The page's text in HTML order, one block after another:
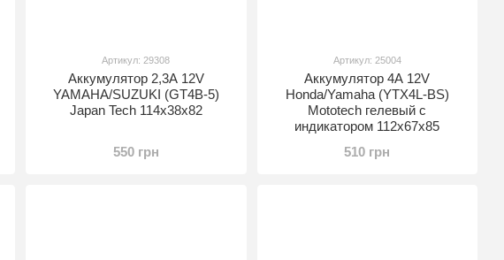
Артикул: 29308
Аккумулятор 2,3A 12V
YAMAHA/SUZUKI (GT4B-5)
Japan Tech 114x38x82
550 грн
Артикул: 25004
Аккумулятор 4A 12V
Honda/Yamaha (YTX4L-BS)
Mototech гелевый с
индикатором 112x67x85
510 грн